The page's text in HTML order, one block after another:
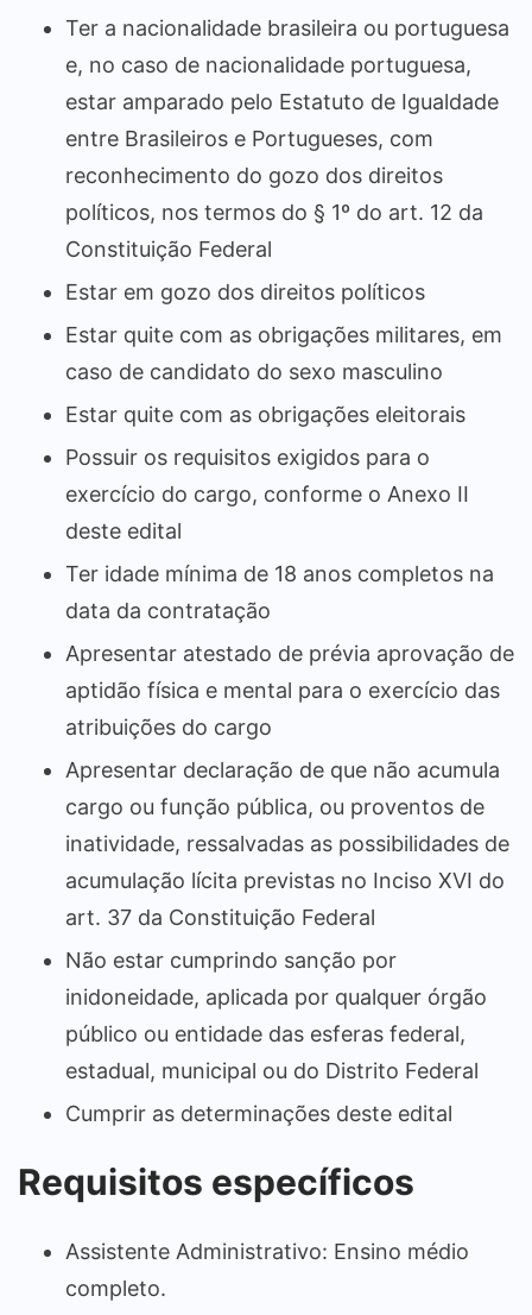
Ter a nacionalidade brasileira ou portuguesa
e, no caso de nacionalidade portuguesa,
estar amparado pelo Estatuto de Igualdade
entre Brasileiros e Portugueses, com
reconhecimento do gozo dos direitos
políticos, nos termos do § 1º do art. 12 da
Constituição Federal
Estar em gozo dos direitos políticos
Estar quite com as obrigações militares, em
caso de candidato do sexo masculino
Estar quite com as obrigações eleitorais
Possuir os requisitos exigidos para o
exercício do cargo, conforme o Anexo II
deste edital
Ter idade mínima de 18 anos completos na
data da contratação
Apresentar atestado de prévia aprovação de
aptidão física e mental para o exercício das
atribuições do cargo
Apresentar declaração de que não acumula
cargo ou função pública, ou proventos de
inatividade, ressalvadas as possibilidades de
acumulação lícita previstas no Inciso XVI do
art. 37 da Constituição Federal
Não estar cumprindo sanção por
inidoneidade, aplicada por qualquer órgão
público ou entidade das esferas federal,
estadual, municipal ou do Distrito Federal
Cumprir as determinações deste edital
Requisitos específicos
Assistente Administrativo: Ensino médio
completo.